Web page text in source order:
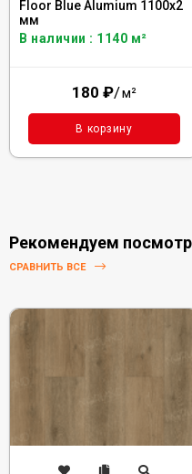
Floor Blue Alumium 1100х2
мм
В наличии : 1140 м²
180 ₽/м²
В корзину
Рекомендуем
СРАВНИТЬ ВСЕ